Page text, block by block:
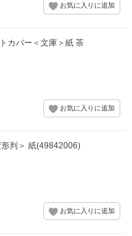
カバー＜文庫＞紙 茶
判＞ 紙(49842006)